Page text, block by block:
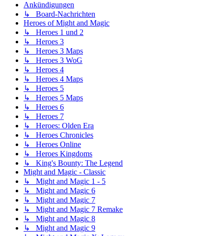
Ankündigungen
↳ Board-Nachrichten
Heroes of Might and Magic
↳ Heroes 1 und 2
↳ Heroes 3
↳ Heroes 3 Maps
↳ Heroes 3 WoG
↳ Heroes 4
↳ Heroes 4 Maps
↳ Heroes 5
↳ Heroes 5 Maps
↳ Heroes 6
↳ Heroes 7
↳ Heroes: Olden Era
↳ Heroes Chronicles
↳ Heroes Online
↳ Heroes Kingdoms
↳ King's Bounty: The Legend
Might and Magic - Classic
↳ Might and Magic 1 - 5
↳ Might and Magic 6
↳ Might and Magic 7
↳ Might and Magic 7 Remake
↳ Might and Magic 8
↳ Might and Magic 9